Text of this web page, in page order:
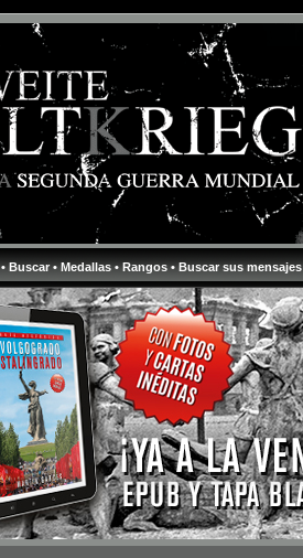
• Buscar • Medallas • Rangos • Buscar sus mensajes